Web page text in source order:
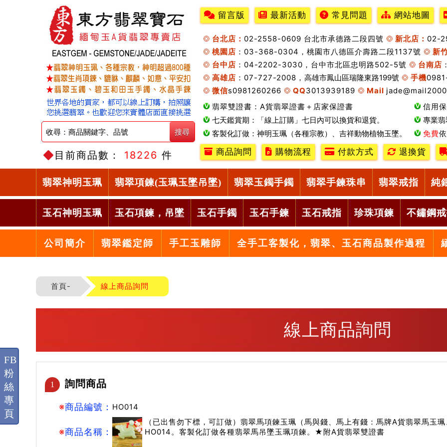
目前商品數： 18226 件
留言版 最新活動 常見問題 網站地圖
台北店： 02-2558-0609 台北市承德路二段四號 新北店： 02-
桃園店 ：03-368-0304，桃園市八德區介壽路二段1137號
新
台中店 ：04-2202-3030，台中市北區忠明路502-5號 台南店
高雄店 ：07-727-2008， 高雄市鳳山區瑞隆東路199號 手機
微信s0981260266 QQ3013939189 Mail
翡翠雙證書：A貨翡翠證書＋店家保證書
信用
七天鑑賞期：「線上訂購」七日內可以換貨和退貨。
專業
客製化訂做：神明玉珮（各種宗教）、吉祥動物植物玉墜。
免費
商品詢問
購物流程 付款方式 退換貨
翡翠神明玉珮 翡翠項鍊(玉珮玉墜吊墜) 翡翠玉鐲手鐲 翡翠手鍊珠串 翡翠戒指 純
玉石神明玉珮 玉石項鍊，吊墜 玉石手鐲 玉石手鍊 玉石戒指 珍珠項鍊 不鏽鋼
公司簡介 翡翠鑑定師 手工玉雕師 全手工客製化，翡翠、玉石商品製作過程
首頁- 線上商品詢問
線上商品詢問
1 詢問商品
※商品編號： HO014
※商品名稱：
（已出售勿下標，可訂做）翡翠馬項鍊玉珮（馬與錢、馬上有錢：馬牌A貨翡翠馬玉
HO014。客製化訂做各種翡翠馬吊墜玉珮項鍊。★附A貨翡翠雙證書
FB
粉
絲
專
頁